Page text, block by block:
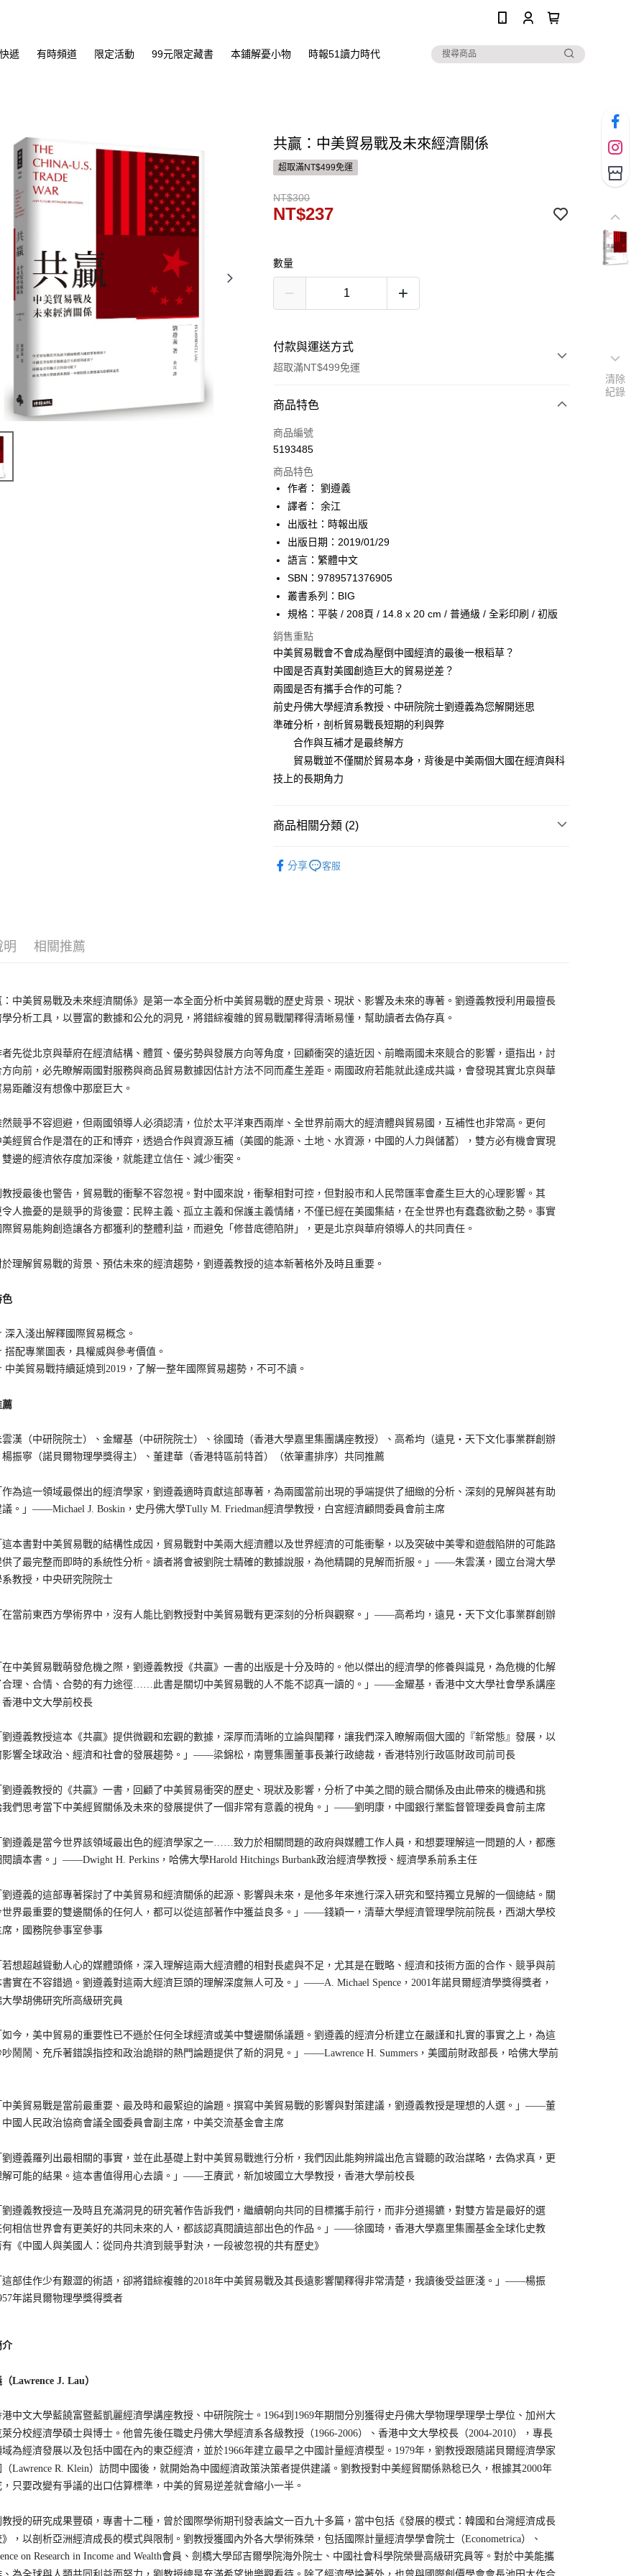
遞 有時頻道 限定活動 99元限定藏書 本鋪解憂小物 時報51讀力時代
共贏：中美貿易戰及未來經濟關係
超取滿NT$499免運
NT$300
NT$237
數量
付款與運送方式
超取滿NT$499免運
付款方式
信用卡一次付款
運送方式
付款後全家取貨
每筆NT$60，滿NT$499(含以上)免運費
付款後7-11取貨
每筆NT$60，滿NT$499(含以上)免運費
宅配
每筆NT$100，滿NT$499(含以上)免運費
商品特色
商品編號
5193485
商品特色
作者： 劉遵義
譯者： 余江
出版社：時報出版
出版日期：2019/01/29
語言：繁體中文
SBN：9789571376905
叢書系列：BIG
規格：平裝 / 208頁 / 14.8 x 20 cm / 普通級 / 全彩印刷 / 初版
銷售重點
中美貿易戰會不會成為壓倒中國經濟的最後一根稻草？
中國是否真對美國創造巨大的貿易逆差？
兩國是否有攜手合作的可能？
前史丹佛大學經濟系教授、中研院院士劉遵義為您解開迷思
準確分析，剖析貿易戰長短期的利與弊
合作與互補才是最終解方
貿易戰並不僅關於貿易本身，背後是中美兩個大國在經濟與科
技上的長期角力
商品相關分類 (2)
分享 客服
明 相關推薦
：中美貿易戰及未來經濟關係》是第一本全面分析中美貿易戰的歷史背景、現狀、影響及未來的專著。劉遵義教授利用最擅長
分析工具，以豐富的數據和公允的洞見，將錯綜複雜的貿易戰闡釋得清晰易懂，幫助讀者去偽存真。
從北京與華府在經濟結構、體質、優劣勢與發展方向等角度，回顧衝突的遠近因、前瞻兩國未來競合的影響，還指出，討
方向前，必先瞭解兩國對服務與商品貿易數據因估計方法不同而產生差距。兩國政府若能就此達成共識，會發現其實北京與華
距離沒有想像中那麼巨大。
爭不容迴避，但兩國領導人必須認清，位於太平洋東西兩岸、全世界前兩大的經濟體與貿易國，互補性也非常高。更何
美經貿合作是潛在的正和博弈，透過合作與資源互補（美國的能源、土地、水資源，中國的人力與儲蓄），雙方必有機會實現
邊的經濟依存度加深後，就能建立信任、減少衝突。
最後也警告，貿易戰的衝擊不容忽視。對中國來說，衝擊相對可控，但對股市和人民幣匯率會產生巨大的心理影響。其
令人擔憂的是競爭的背後靈：民粹主義、孤立主義和保護主義情緒，不僅已經在美國集結，在全世界也有蠢蠢欲動之勢。事實
貿易能夠創造讓各方都獲利的整體利益，而避免「修昔底德陷阱」，更是北京與華府領導人的共同責任。
解貿易戰的背景、預估未來的經濟趨勢，劉遵義教授的這本新著格外及時且重要。
色
淺出解釋國際貿易概念。
專業圖表，具權威與參考價值。
貿易戰持續延燒到2019，了解一整年國際貿易趨勢，不可不讀。
薦
（中研院院士）、金耀基（中研院院士）、徐國琦（香港大學嘉里集團講座教授）、高希均（遠見‧天下文化事業群創辦
振寧（諾貝爾物理學獎得主）、董建華（香港特區前特首）（依筆畫排序）共同推薦
這一領域最傑出的經濟學家，劉遵義適時貢獻這部專著，為兩國當前出現的爭端提供了細緻的分析、深刻的見解與甚有助
議。」——Michael J. Boskin，史丹佛大學Tully M. Friedman經濟學教授，白宮經濟顧問委員會前主席
書對中美貿易戰的結構性成因，貿易戰對中美兩大經濟體以及世界經濟的可能衝擊，以及突破中美零和遊戲陷阱的可能路
供了最完整而即時的系統性分析。讀者將會被劉院士精確的數據說服，為他精闢的見解而折服。」——朱雲漢，國立台灣大學
系教授，中央研究院院士
前東西方學術界中，沒有人能比劉教授對中美貿易戰有更深刻的分析與觀察。」——高希均，遠見‧天下文化事業群創辦
美貿易戰萌發危機之際，劉遵義教授《共贏》一書的出版是十分及時的。他以傑出的經濟學的修養與識見，為危機的化解
合理、合情、合勢的有力途徑……此書是關切中美貿易戰的人不能不認真一讀的。」——金耀基，香港中文大學社會學系講座
香港中文大學前校長
義教授這本《共贏》提供微觀和宏觀的數據，深厚而清晰的立論與闡釋，讓我們深入瞭解兩個大國的『新常態』發展，以
影響全球政治、經濟和社會的發展趨勢。」——梁錦松，南豐集團董事長兼行政總裁，香港特別行政區財政司前司長
義教授的《共贏》一書，回顧了中美貿易衝突的歷史、現狀及影響，分析了中美之間的競合關係及由此帶來的機遇和挑
我們思考當下中美經貿關係及未來的發展提供了一個非常有意義的視角。」——劉明康，中國銀行業監督管理委員會前主席
義是當今世界該領域最出色的經濟學家之一……致力於相關問題的政府與媒體工作人員，和想要理解這一問題的人，都應
讀本書。」——Dwight H. Perkins，哈佛大學Harold Hitchings Burbank政治經濟學教授、經濟學系前系主任
義的這部專著探討了中美貿易和經濟關係的起源、影響與未來，是他多年來進行深入研究和堅持獨立見解的一個總結。關
世界最重要的雙邊關係的任何人，都可以從這部著作中獲益良多。」——錢穎一，清華大學經濟管理學院前院長，西湖大學校
席，國務院參事室參事
超越聳動人心的媒體頭條，深入理解這兩大經濟體的相對長處與不足，尤其是在戰略、經濟和技術方面的合作、競爭與前
實在不容錯過。劉遵義對這兩大經濟巨頭的理解深度無人可及。」——A. Michael Spence，2001年諾貝爾經濟學獎得獎者，
學胡佛研究所高級研究員
，美中貿易的重要性已不遜於任何全球經濟或美中雙邊關係議題。劉遵義的經濟分析建立在嚴謹和扎實的事實之上，為這
吵鬧鬧、充斥著錯誤指控和政治詭辯的熱門論題提供了新的洞見。」——Lawrence H. Summers，美國前財政部長，哈佛大學前
貿易戰是當前最重要、最及時和最緊迫的論題。撰寫中美貿易戰的影響與對策建議，劉遵義教授是理想的人選。」——董
中國人民政治協商會議全國委員會副主席，中美交流基金會主席
義羅列出最相關的事實，並在此基礎上對中美貿易戰進行分析，我們因此能夠辨識出危言聳聽的政治謀略，去偽求真，更
解可能的結果。這本書值得用心去讀。」——王賡武，新加坡國立大學教授，香港大學前校長
義教授這一及時且充滿洞見的研究著作告訴我們，繼續朝向共同的目標攜手前行，而非分道揚鑣，對雙方皆是最好的選
何相信世界會有更美好的共同未來的人，都該認真閱讀這部出色的作品。」——徐國琦，香港大學嘉里集團基金全球化史教
《中國人與美國人：從同舟共濟到競爭對決，一段被忽視的共有歷史》
佳作少有艱澀的術語，卻將錯綜複雜的2018年中美貿易戰及其長遠影響闡釋得非常清楚，我讀後受益匪淺。」——楊振
年諾貝爾物理學獎得獎者
介
Lawrence J. Lau）
文大學藍饒富暨藍凱麗經濟學講座教授、中研院院士。1964到1969年期間分別獲得史丹佛大學物理學理學士學位、加州大
分校經濟學碩士與博士。他曾先後任職史丹佛大學經濟系各級教授（1966-2006）、香港中文大學校長（2004-2010），專長
為經濟發展以及包括中國在內的東亞經濟，並於1966年建立最早之中國計量經濟模型。1979年，劉教授跟隨諾貝爾經濟學家
Lawrence R. Klein）訪問中國後，就開始為中國經濟政策決策者提供建議。劉教授對中美經貿關係熟稔已久，根據其2000年
只要改變有爭議的出口估算標準，中美的貿易逆差就會縮小一半。
的研究成果豐碩，專書十二種，曾於國際學術期刊發表論文一百九十多篇，當中包括《發展的模式：韓國和台灣經濟成長
，以剖析亞洲經濟成長的模式與限制。劉教授獲國內外各大學術殊榮，包括國際計量經濟學學會院士（Econometrica）、
on Research in Income and Wealth會員、劍橋大學邱吉爾學院海外院士、中國社會科學院榮譽高級研究員等。對於中美能攜
清除
紀錄